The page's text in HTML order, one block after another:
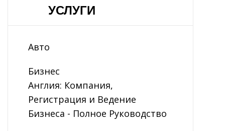
УСЛУГИ
Авто
Бизнес
Англия: Компания,
Регистрация и Ведение
Бизнеса - Полное Руководство